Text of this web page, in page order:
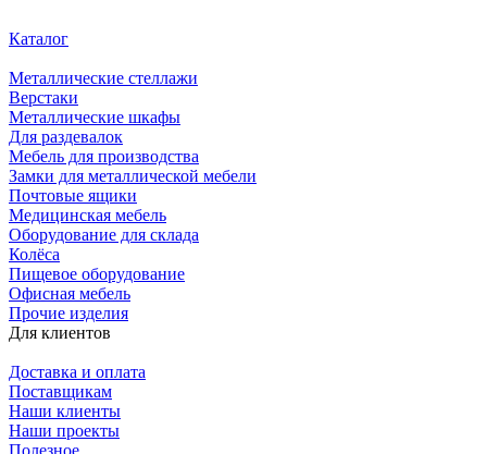
Каталог
Металлические стеллажи
Верстаки
Металлические шкафы
Для раздевалок
Мебель для производства
Замки для металлической мебели
Почтовые ящики
Медицинская мебель
Оборудование для склада
Колёса
Пищевое оборудование
Офисная мебель
Прочие изделия
Для клиентов
Доставка и оплата
Поставщикам
Наши клиенты
Наши проекты
Полезное